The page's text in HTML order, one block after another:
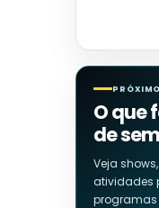
O que
de
Veja
atividades